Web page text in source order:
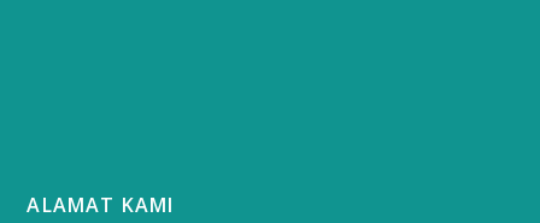
ALAMAT KAMI